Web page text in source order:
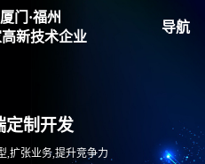
厦门·福州
高新技术企业
导航
定制开发
,扩张业务,提升竞争力